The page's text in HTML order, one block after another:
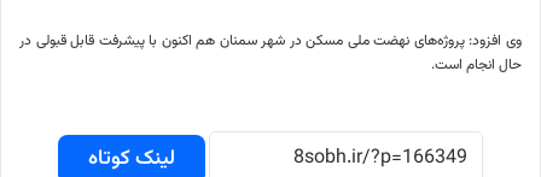
وی افزود: پروژه‌های نهضت ملی مسکن در شهر سمنان هم اکنون با پیشرفت قابل قبولی در
حال انجام است.
لینک کوتاه